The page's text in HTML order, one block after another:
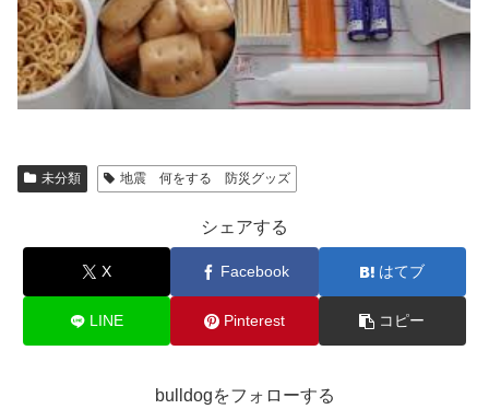
未分類 地震 何をする 防災グッズ
シェアする
X Facebook はてブ
LINE Pinterest コピー
bulldogをフォローする